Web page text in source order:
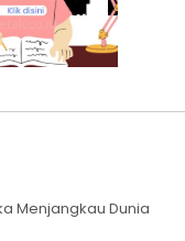
Menjangkau Dunia